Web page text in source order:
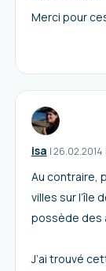
Merci pour
isa I26.02.2014
Au contraire,
villes sur l’île
possède des
J’ai trouvé